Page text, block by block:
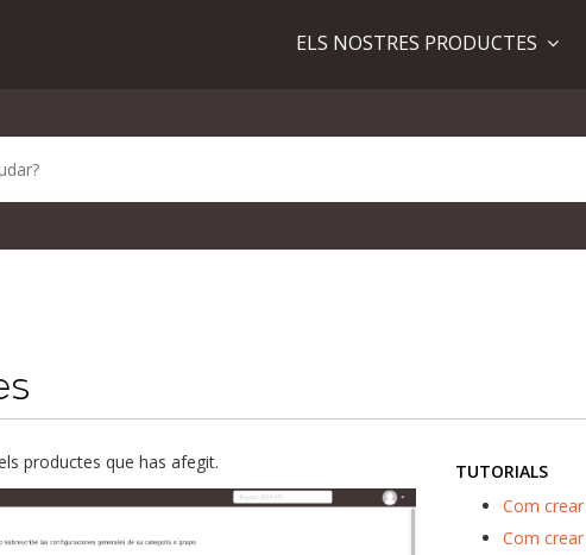
ELS NOSTRES PRODUCTES
productes que has afegit.
TUTORIALS
Com
Com